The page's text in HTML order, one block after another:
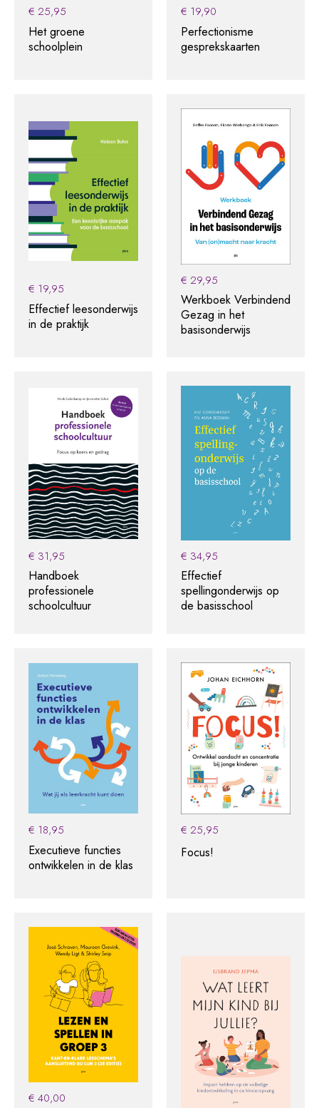
€ 25,95
Het groene
schoolplein
€ 19,90
Perfectionisme
gesprekskaarten
€ 19,95
Effectief leesonderwijs
in de praktijk
€ 29,95
Werkboek Verbindend
Gezag in het
basisonderwijs
€ 31,95
Handboek
professionele
schoolcultuur
€ 34,95
Effectief
spellingonderwijs op
de basisschool
€ 18,95
Executieve functies
ontwikkelen in de klas
€ 25,95
Focus!
€ 40,00